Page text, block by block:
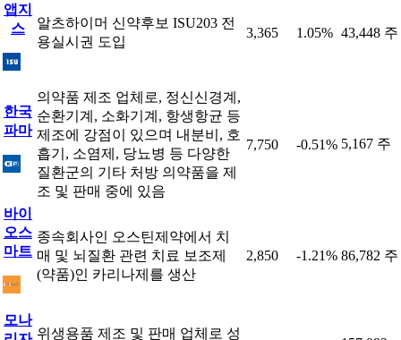
앱지
스
알츠하이머 신약후보 ISU203 전
용실시권 도입
3,365 1.05% 43,448 주
한국
파마
의약품 제조 업체로, 정신신경계,
순환기계, 소화기계, 항생항균 등
제조에 강점이 있으며 내분비, 호
흡기, 소염제, 당뇨병 등 다양한
질환군의 기타 처방 의약품을 제
조 및 판매 중에 있음
7,750 -0.51% 5,167 주
바이
오스
마트
종속회사인 오스틴제약에서 치
매 및 뇌질환 관련 치료 보조제
(약품)인 카리나제를 생산
2,850 -1.21% 86,782 주
모나
위생용품 제조 및 판매 업체로 성